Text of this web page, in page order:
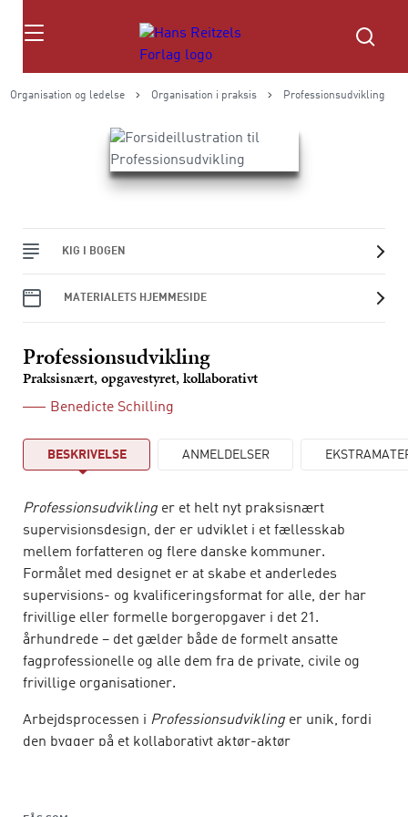
Søg
Organisation og ledelse Organisation i praksis Professionsudvikling
KIG I BOGEN
MATERIALETS HJEMMESIDE
Professionsudvikling
Praksisnært, opgavestyret, kollaborativt
Benedicte Schilling
BESKRIVELSE ANMELDELSER
Professionsudvikling er et helt nyt praksisnært
supervisionsdesign, der er udviklet i et fællesskab
mellem forfatteren og flere danske kommuner.
Formålet med designet er at skabe et anderledes
supervisions- og kvalificeringsformat for alle, der har
frivillige eller formelle borgeropgaver i det 21.
århundrede – det gælder både de formelt ansatte
fagprofessionelle og alle dem fra de private, civile og
frivillige organisationer.
Arbejdsprocessen i Professionsudvikling er unik, fordi
den bygger på et kollaborativt aktør-aktør